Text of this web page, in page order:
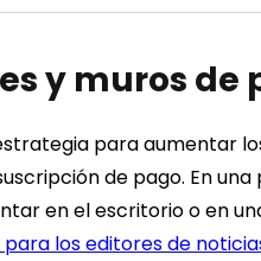
y muros de
para aumentar
de pago. En una
en el escritorio o en
los editores de